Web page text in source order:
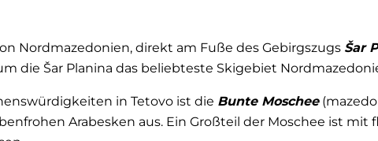
Nordmazedonien, direkt am Fuße des Gebirgszugs Šar
die Šar Planina das beliebteste Skigebiet
in Tetovo ist die Bunte Moschee
Arabesken aus. Ein Großteil der Moschee ist mit